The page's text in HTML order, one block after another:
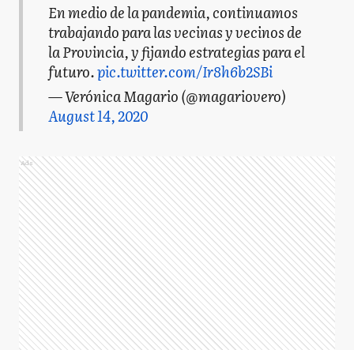
En medio de la pandemia, continuamos
trabajando para las vecinas y vecinos de
la Provincia, y fijando estrategias para el
futuro.pic.twitter.com/Ir8h6b2SBi
— Verónica Magario (@magariovero)
August 14, 2020
Ads